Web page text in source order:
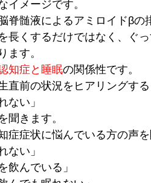
イメージです。
脊髄液によるアミロイドβ
長くするだけではなく、ぐ
ます。
知症と睡眠の関係性です。
直前の状況をヒアリングする
ない」
聞きます。
症症状に悩んでいる方の声を
ない」
飲んでいる」